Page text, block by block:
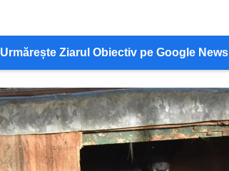
Urmărește Ziarul Obiectiv pe Google News